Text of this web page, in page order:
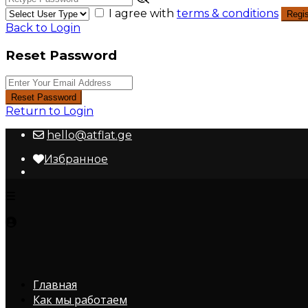
I agree with terms & conditions
Back to Login
Reset Password
Reset Password
Return to Login
hello@atflat.ge
Избранное
Главная
Как мы работаем